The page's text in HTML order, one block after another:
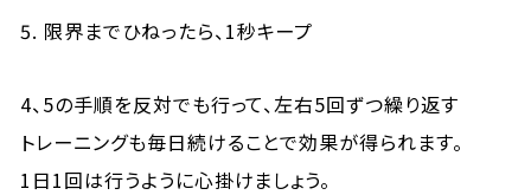
限界までひねったら、1秒キープ
4、5の手順を反対でも行って、左右5回ずつ繰り返す
トレーニングも毎日続けることで効果が得られます。
1日1回は行うように心掛けましょう。